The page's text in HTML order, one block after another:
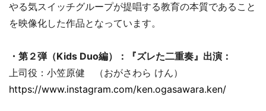
やる気スイッチグループが提唱する教育の本質であること
を映像化した作品となっています。
・第２弾（Kids Duo編）：『ズレた二重奏』出演：
上司役：小笠原健 （おがさわら けん）
https://www.instagram.com/ken.ogasawara.ken/